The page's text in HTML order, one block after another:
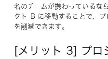
名のチームが携わっているな
クト B に移動することで、
を削減できます。
[メリット 3] プロ